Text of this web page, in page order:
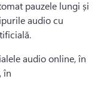
pauzele lungi și
audio cu
audio online, în
în